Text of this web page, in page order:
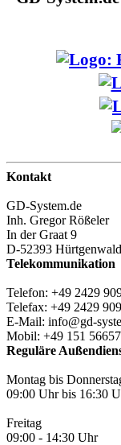
Kontakt
GD-System.de
Inh. Gregor Rößeler
In der Graat 9
D-52393
Telekommunikation
Telefon: +49 2429
Telefax: +49 2429
E-Mail: info@gd-
Mobil: +49 151
Reguläre
Montag bis
09:00 Uhr bis 16:30
Freitag
09:00 - 14:30 Uhr